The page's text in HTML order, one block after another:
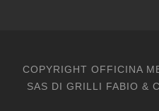
COPYRIGHT OFFICINA
SAS DI GRILLI FABIO &